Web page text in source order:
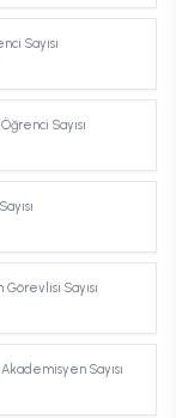
Sayısı
Sayısı
Sayısı
Sayısı